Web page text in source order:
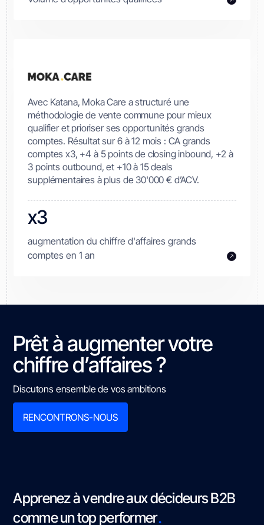
Avec Katana, Moka Care a structuré une
méthodologie de vente commune pour mieux
qualifier et prioriser ses opportunités grands
comptes. Résultat sur 6 à 12 mois : CA grands
comptes x3, +4 à 5 points de closing inbound, +2 à
3 points outbound, et +10 à 15 deals
supplémentaires à plus de 30'000 € d’ACV.
x3
augmentation du chiffre d'affaires grands
comptes en 1 an
Prêt à augmenter votre
chiffre d’affaires ?
Discutons ensemble de vos ambitions
RENCONTRONS-NOUS
Apprenez à vendre aux décideurs B2B
comme un top performer.